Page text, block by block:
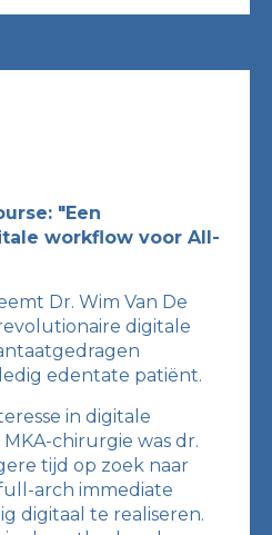
"Een
workflow voor All-
Dr. Wim Van De
digitale
edentate patiënt.
in digitale
chirurgie was dr.
tijd op zoek naar
arch immediate
digitaal te realiseren.